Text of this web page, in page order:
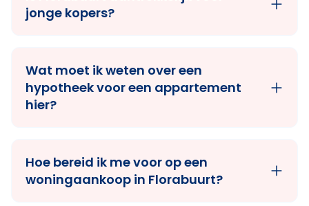
jonge kopers?
Wat moet ik weten over een
hypotheek voor een appartement
hier?
Hoe bereid ik me voor op een
woningaankoop in Florabuurt?